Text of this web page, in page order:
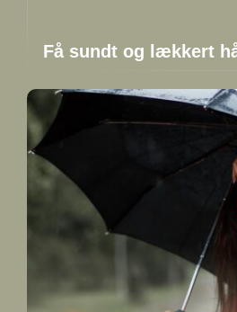
Få sundt og lækkert